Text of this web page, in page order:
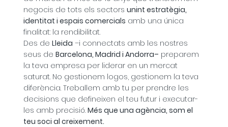
negocis de tots els sectors unint estratègia,
identitat i espais comercials amb una única
finalitat: la rendibilitat.
Des de Lleida –i connectats amb les nostres
seus de Barcelona, Madrid i Andorra– preparem
la teva empresa per liderar en un mercat
saturat. No gestionem logos, gestionem la teva
diferència. Treballem amb tu per prendre les
decisions que defineixen el teu futur i executar-
les amb precisió. Més que una agència, som el
teu soci al creixement.